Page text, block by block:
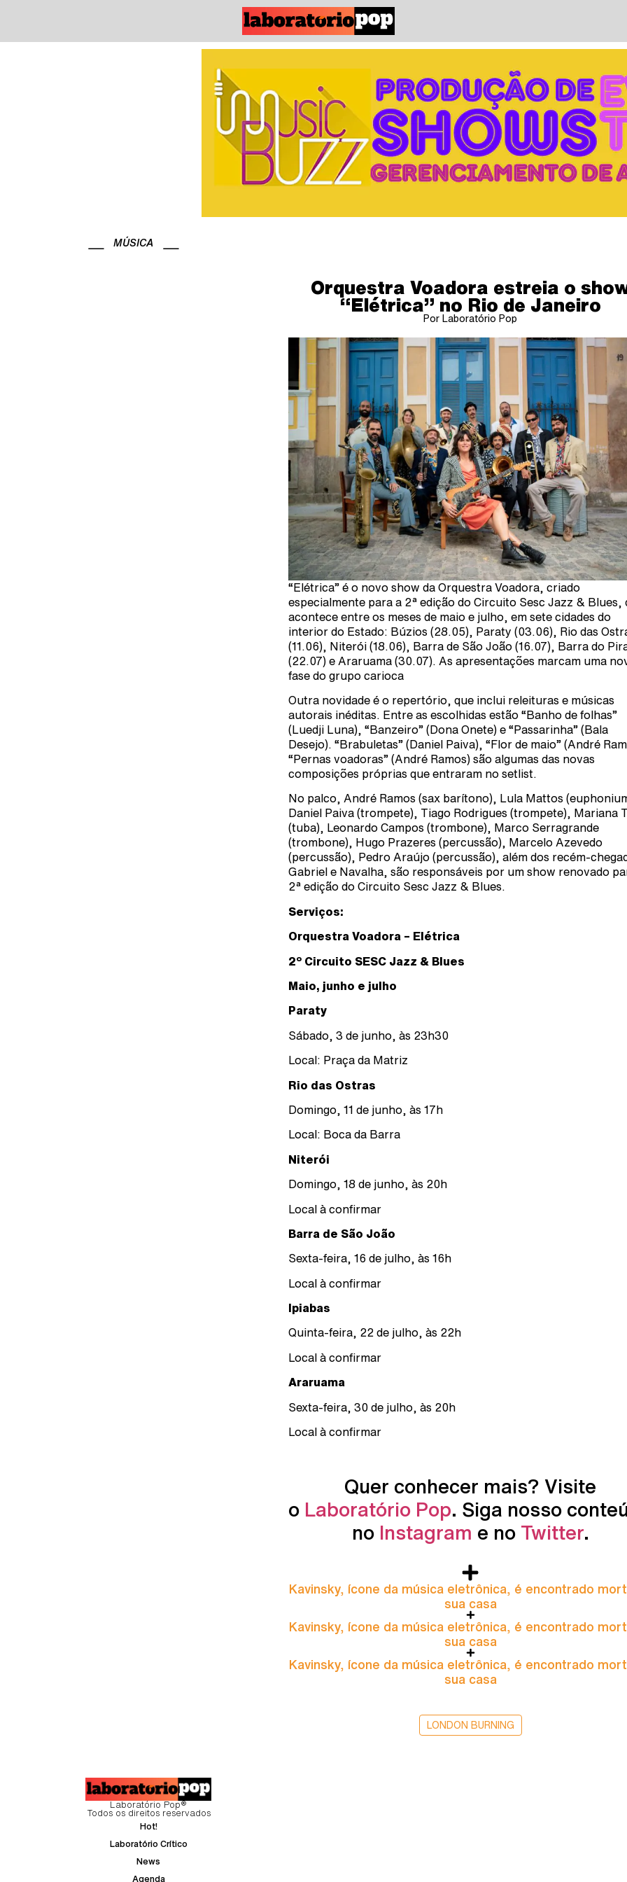
MÚSICA
Orquestra Voadora estreia o
“Elétrica” no Rio de Janeiro
Por Laboratório Pop
“Elétrica” é o novo show da Orquestra Voadora, criado
especialmente para a 2ª edição do Circuito Sesc Jazz & Blues,
acontece entre os meses de maio e julho, em sete cidades do
interior do Estado: Búzios (28.05), Paraty (03.06), Rio das
(11.06), Niterói (18.06), Barra de São João (16.07), Barra do
(22.07) e Araruama (30.07). As apresentações marcam uma
fase do grupo carioca
Outra novidade é o repertório, que inclui releituras e músicas
autorais inéditas. Entre as escolhidas estão “Banho de folhas”
(Luedji Luna), “Banzeiro” (Dona Onete) e “Passarinha” (Bala
Desejo). “Brabuletas” (Daniel Paiva), “Flor de maio” (André
“Pernas voadoras” (André Ramos) são algumas das novas
composições próprias que entraram no setlist.
No palco, André Ramos (sax barítono), Lula Mattos
Daniel Paiva (trompete), Tiago Rodrigues (trompete), Mariana
(tuba), Leonardo Campos (trombone), Marco Serragrande
(trombone), Hugo Prazeres (percussão), Marcelo Azevedo
(percussão), Pedro Araújo (percussão), além dos recém-
Gabriel e Navalha, são responsáveis por um show renovado
2ª edição do Circuito Sesc Jazz & Blues.
Serviços:
Orquestra Voadora – Elétrica
2º Circuito SESC Jazz & Blues
Maio, junho e julho
Paraty
Sábado, 3 de junho, às 23h30
Local: Praça da Matriz
Rio das Ostras
Domingo, 11 de junho, às 17h
Local: Boca da Barra
Niterói
Domingo, 18 de junho, às 20h
Local à confirmar
Barra de São João
Sexta-feira, 16 de julho, às 16h
Local à confirmar
Ipiabas
Quinta-feira, 22 de julho, às 22h
Local à confirmar
Araruama
Sexta-feira, 30 de julho, às 20h
Local à confirmar
Quer conhecer mais? Visite
o Laboratório Pop. Siga nosso
no Instagram e no Twitter.
Kavinsky, ícone da música eletrônica, é encontrado
sua casa
Kavinsky, ícone da música eletrônica, é encontrado
sua casa
Kavinsky, ícone da música eletrônica, é encontrado
sua casa
LONDON BURNING
Laboratório Pop®
Todos os direitos reservados
Hot!
Laboratório Crítico
News
Agenda